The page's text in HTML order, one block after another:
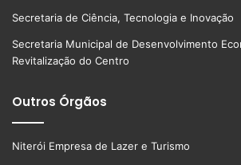
Secretaria de Ciência, Tecnologia e Inovação
Secretaria Municipal de Desenvolvimento
Revitalização do Centro
Outros Órgãos
Niterói Empresa de Lazer e Turismo